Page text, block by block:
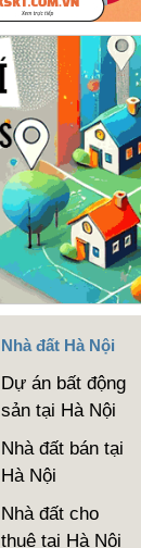
Nhà đất Hà Nội
Dự án bất động
sản tại Hà Nội
Nhà đất bán tại
Hà Nội
Nhà đất cho
thuê tại Hà Nội